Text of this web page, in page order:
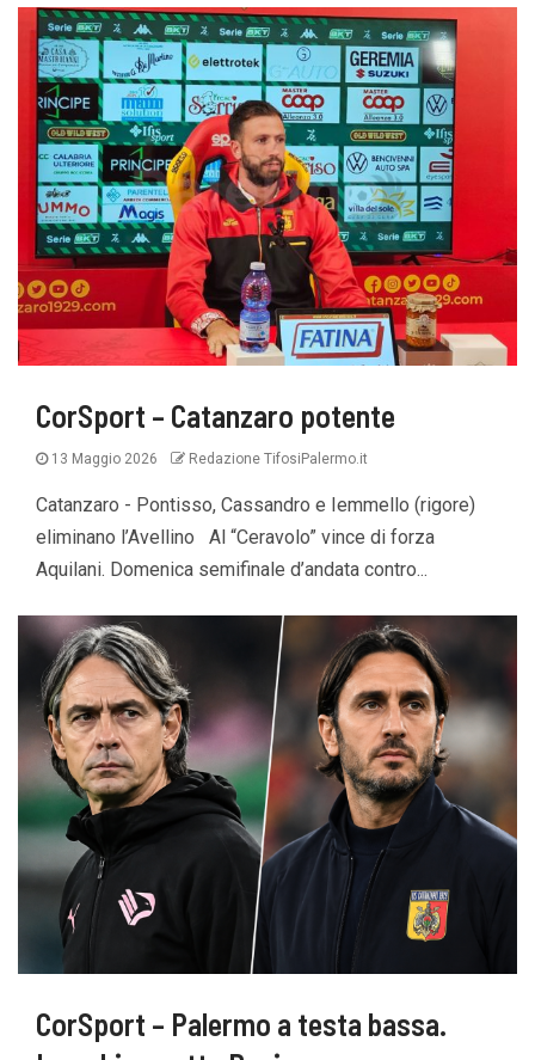
CorSport – Catanzaro potente
13 Maggio 2026 Redazione TifosiPalermo.it
Catanzaro - Pontisso, Cassandro e Iemmello (rigore)
eliminano l’Avellino Al “Ceravolo” vince di forza
Aquilani. Domenica semifinale d’andata contro...
CorSport – Palermo a testa bassa.